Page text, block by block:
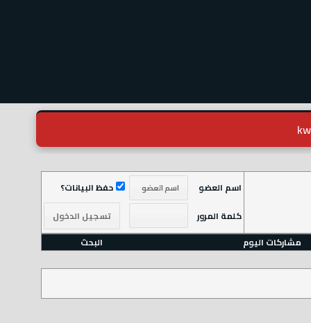
اسم العضو
حفظ البيانات؟
كلمة المرور
مشاركات اليوم البحث